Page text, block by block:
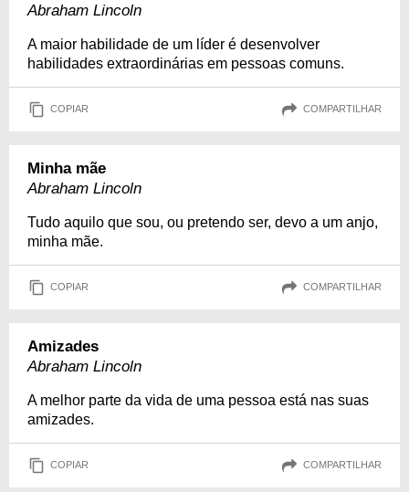
Abraham Lincoln
A maior habilidade de um líder é desenvolver
habilidades extraordinárias em pessoas comuns.
COPIAR COMPARTILHAR
Minha mãe
Abraham Lincoln
Tudo aquilo que sou, ou pretendo ser, devo a um anjo,
minha mãe.
COPIAR COMPARTILHAR
Amizades
Abraham Lincoln
A melhor parte da vida de uma pessoa está nas suas
amizades.
COPIAR COMPARTILHAR